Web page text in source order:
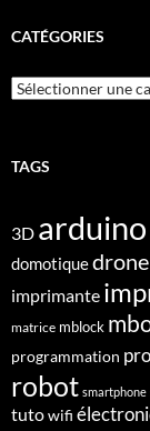
CATÉGORIES
Catégories
TAGS
3D arduino
domotiquedrone
imprimante
matrice mblock
programmation
robot smartphone
tutowifi